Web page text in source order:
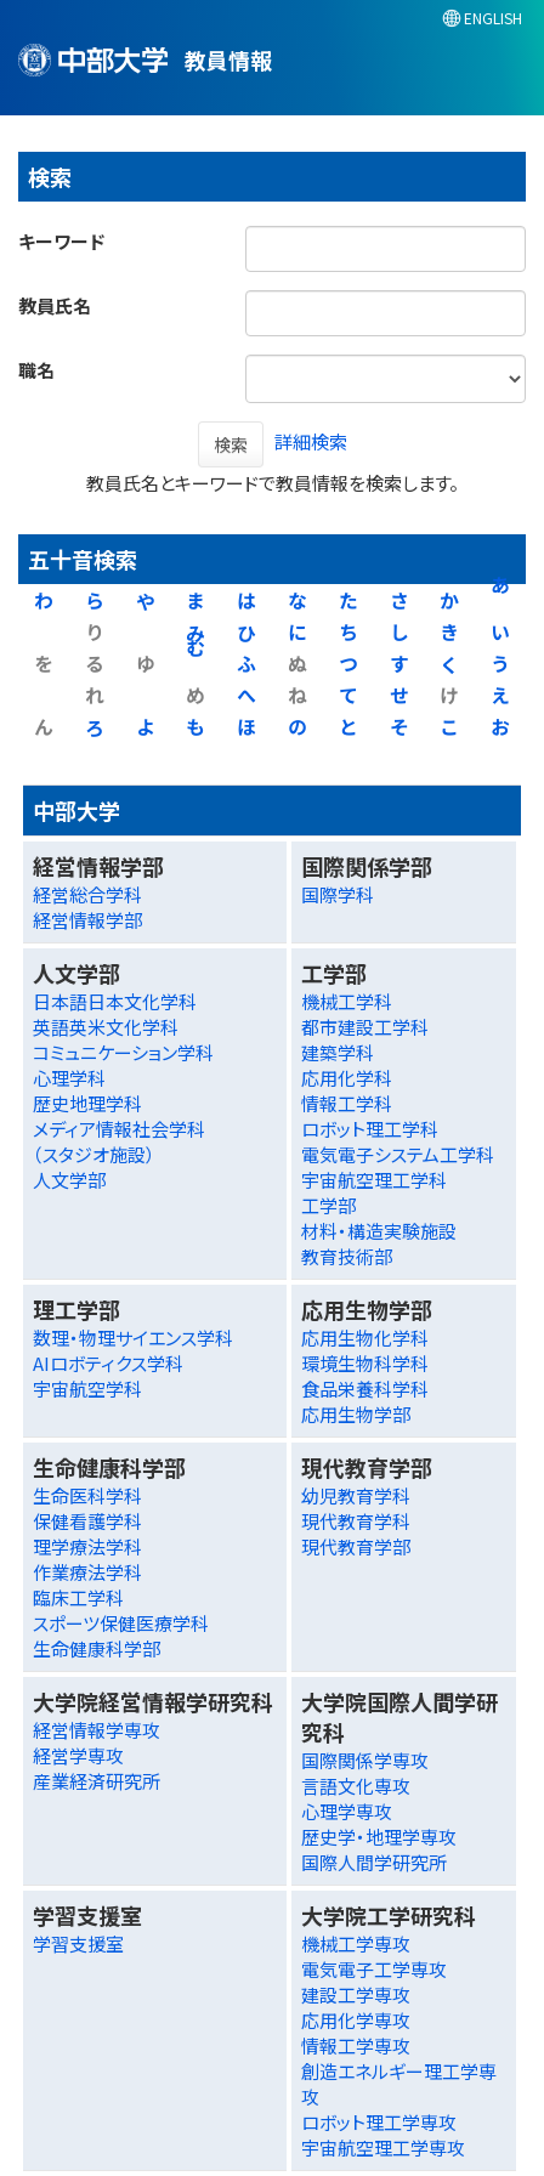
教員情報
ENGLISH
検索
キーワード
教員氏名
職名
検索
詳細検索
教員氏名とキーワードで教員情報を検索します。
五十音検索
あ
い
う
え
お
か
き
く
け
こ
さ
し
す
せ
そ
た
ち
つ
て
と
な
に
ぬ
ね
の
は
ひ
ふ
へ
ほ
ま
み
む
め
も
や
ゆ
よ
ら
り
る
れ
ろ
わ
を
ん
中部大学
経営情報学部
経営総合学科
経営情報学部
国際関係学部
国際学科
人文学部
日本語日本文化学科
英語英米文化学科
コミュニケーション学科
心理学科
歴史地理学科
メディア情報社会学科
（スタジオ施設）
人文学部
工学部
機械工学科
都市建設工学科
建築学科
応用化学科
情報工学科
ロボット理工学科
電気電子システム工学科
宇宙航空理工学科
工学部
材料・構造実験施設
教育技術部
理工学部
数理・物理サイエンス学科
AIロボティクス学科
宇宙航空学科
応用生物学部
応用生物化学科
環境生物科学科
食品栄養科学科
応用生物学部
生命健康科学部
生命医科学科
保健看護学科
理学療法学科
作業療法学科
臨床工学科
スポーツ保健医療学科
生命健康科学部
現代教育学部
幼児教育学科
現代教育学科
現代教育学部
大学院経営情報学研究科
経営情報学専攻
経営学専攻
産業経済研究所
大学院国際人間学研
究科
国際関係学専攻
言語文化専攻
心理学専攻
歴史学・地理学専攻
国際人間学研究所
学習支援室
学習支援室
大学院工学研究科
機械工学専攻
電気電子工学専攻
建設工学専攻
応用化学専攻
情報工学専攻
創造エネルギー理工学専
攻
ロボット理工学専攻
宇宙航空理工学専攻